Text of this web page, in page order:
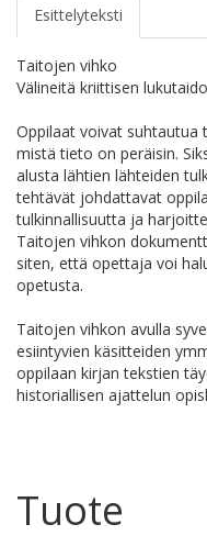
Esittelyteksti
Taitojen vihko
Välineitä kriittisen
Oppilaat voivat
mistä tieto on peräisin.
alusta lähtien lähteiden
tehtävät johdattavat
tulkinnallisuutta ja
Taitojen vihkon
siten, että opettaja voi
opetusta.
Taitojen vihkon avulla
esiintyvien käsitteiden
oppilaan kirjan tekstien
historiallisen ajattelun
Tuote